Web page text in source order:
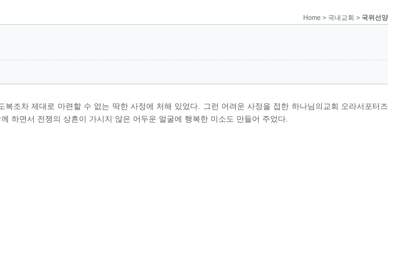
Home > 국내교회 > 국위선양
조차 제대로 마련할 수 없는 딱한 사정에 처해 있었다. 그런 어려운 사정을 접한 하나님의교회 오라서포터즈
하면서 전쟁의 상흔이 가시지 않은 어두운 얼굴에 행복한 미소도 만들어 주었다.